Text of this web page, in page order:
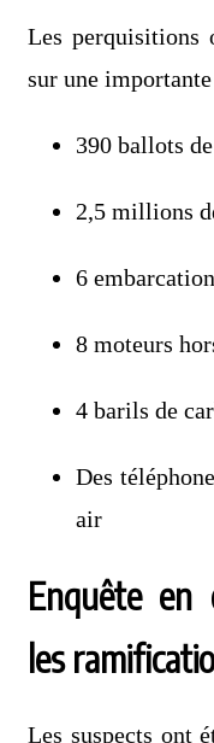
Les perquisitions
sur une
390 ballots
2,5 millions
6
8 moteurs
4 barils de
Des
air
Enquête en
les
Les suspects ont